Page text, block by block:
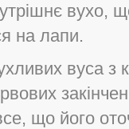
вухо,
на лапи.
вуса з
що його